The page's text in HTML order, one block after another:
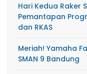
Hari Kedua Raker
Pemantapan
dan RKAS
Meriah! Yamaha
SMAN 9 Bandung